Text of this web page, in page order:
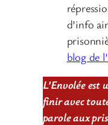
d’info
blog de
L’Envolée est
finir avec
parole aux